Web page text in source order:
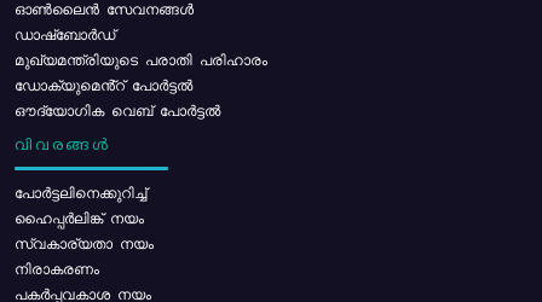
ഓൺലൈൻ സേവനങ്ങൾ
ഡാഷ്ബോർഡ്
മുഖ്യമന്ത്രിയുടെ പരാതി പരിഹാരം
ഡോക്യുമെൻ്റ് പോർട്ടൽ
ഔദ്യോഗിക വെബ് പോർട്ടൽ
വിവരങ്ങൾ
പോര്‍ട്ടലിനെക്കുറിച്ച്
ഹൈപ്പർലിങ്ക് നയം
സ്വകാര്യതാ നയം
നിരാകരണം
പകർപ്പവകാശ നയം